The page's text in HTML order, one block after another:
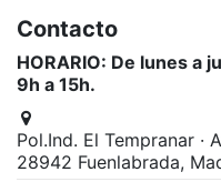
Contacto
HORARIO: De lunes a
9h a 15h.
Pol.Ind. El Tempranar ·
28942 Fuenlabrada,